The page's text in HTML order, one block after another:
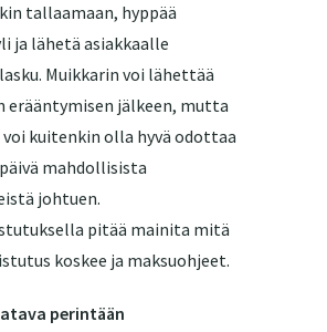
tallaamaan, hyppää
ja lähetä asiakkaalle
Muikkarin voi lähettää
erääntymisen jälkeen, mutta
kuitenkin olla hyvä odottaa
mahdollisista
johtuen.
pitää mainita mitä
koskee ja maksuohjeet.
perintään